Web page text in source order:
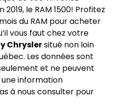
le RAM 1500! Profitez
mois du RAM pour acheter
vous faut chez votre
Chryslersitué non loin
Les données sont
et ne peuvent
information
à nous consulter pour